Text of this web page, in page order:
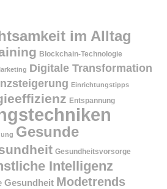
im Alltag
Blockchain-Technologie
Digitale Transformation
Einrichtungstipps
Entspannung
Gesunde
Gesundheitsvorsorge
Intelligenz
Gesundheit Modetrends